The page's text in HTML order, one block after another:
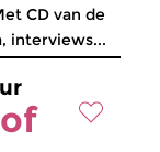
CD van de
interviews...